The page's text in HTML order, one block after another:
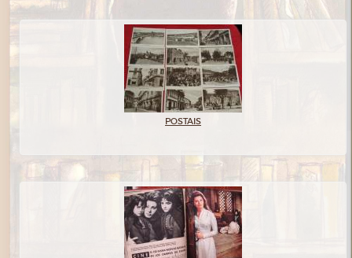
POSTAIS